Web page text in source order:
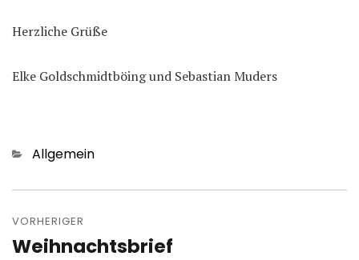
Herzliche Grüße
Elke Goldschmidtböing und Sebastian Muders
Kategorien
Allgemein
VORHERIGER
Vorheriger
Weihnachtsbrief